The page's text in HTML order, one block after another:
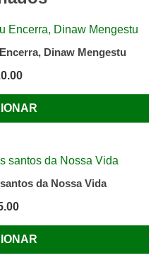
Dinaw Mengestu
da Nossa Vida